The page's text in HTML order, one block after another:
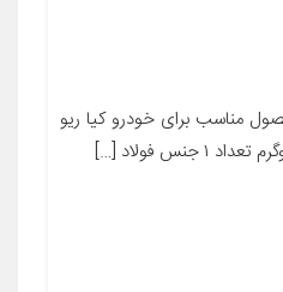
مناسب برای خودرو کیا ریو